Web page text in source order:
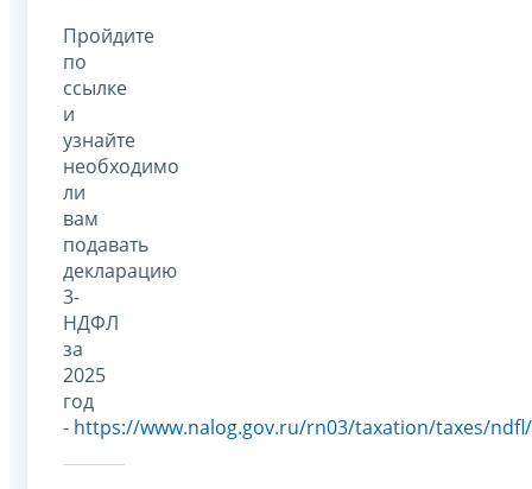
Пройдите
по
ссылке
и
узнайте
необходимо
ли
вам
подавать
декларацию
3-
НДФЛ
за
2025
год
- https://www.nalog.gov.ru/rn03/taxation/taxes/ndfl/